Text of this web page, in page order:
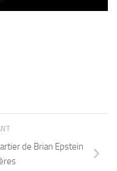
de Brian Epstein